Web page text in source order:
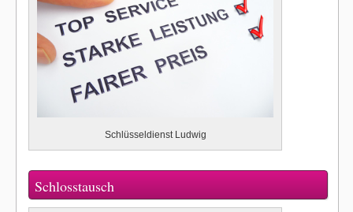
Schlüsseldienst Ludwig
Schlosstausch